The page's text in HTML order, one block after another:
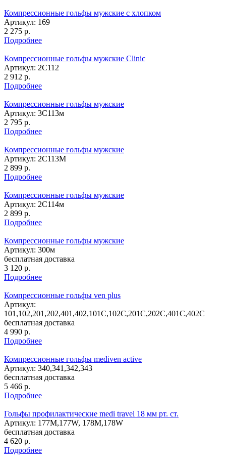
Компрессионные гольфы мужские с хлопком
Артикул: 169
2 275 р.
Подробнее
Компрессионные гольфы мужские Clinic
Артикул: 2C112
2 912 р.
Подробнее
Компрессионные гольфы мужские
Артикул: 3С113м
2 795 р.
Подробнее
Компрессионные гольфы мужские
Артикул: 2С113M
2 899 р.
Подробнее
Компрессионные гольфы мужские
Артикул: 2C114м
2 899 р.
Подробнее
Компрессионные гольфы мужские
Артикул: 300м
бесплатная доставка
3 120 р.
Подробнее
Компрессионные гольфы ven plus
Артикул:
101,102,201,202,401,402,101C,102C,201C,202C,401C,402C
бесплатная доставка
4 990 р.
Подробнее
Компрессионные гольфы mediven active
Артикул: 340,341,342,343
бесплатная доставка
5 466 р.
Подробнее
Гольфы профилактические medi travel 18 мм рт. ст.
Артикул: 177M,177W, 178M,178W
бесплатная доставка
4 620 р.
Подробнее